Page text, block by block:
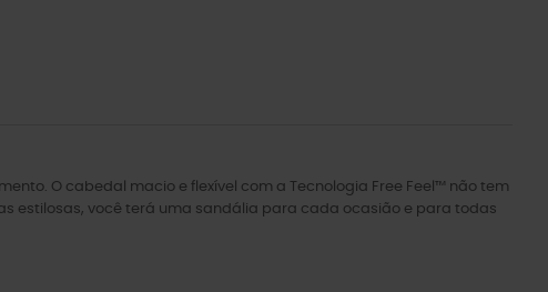
O cabedal macio e flexível com a Tecnologia Free Feel™ não tem
estilosas, você terá uma sandália para cada ocasião e para todas